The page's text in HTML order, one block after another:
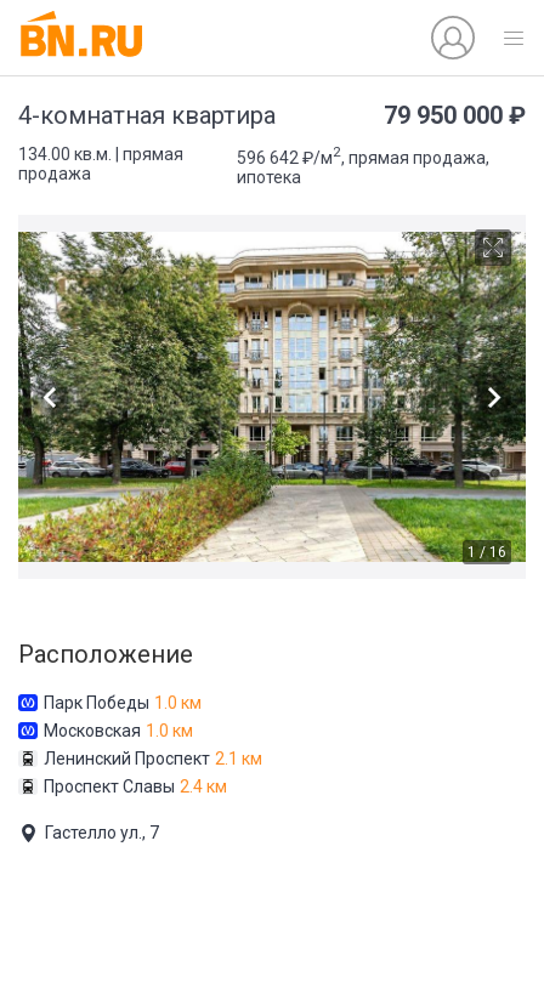
4-комнатная квартира 79 950 000 ₽
134.00 кв.м. | прямая
продажа
596 642 ₽/м2, прямая продажа,
ипотека
1 / 16
Расположение
Парк Победы 1.0 км
Московская 1.0 км
Ленинский Проспект 2.1 км
Проспект Славы 2.4 км
Гастелло ул., 7